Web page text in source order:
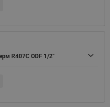
R407С ODF 1/2"